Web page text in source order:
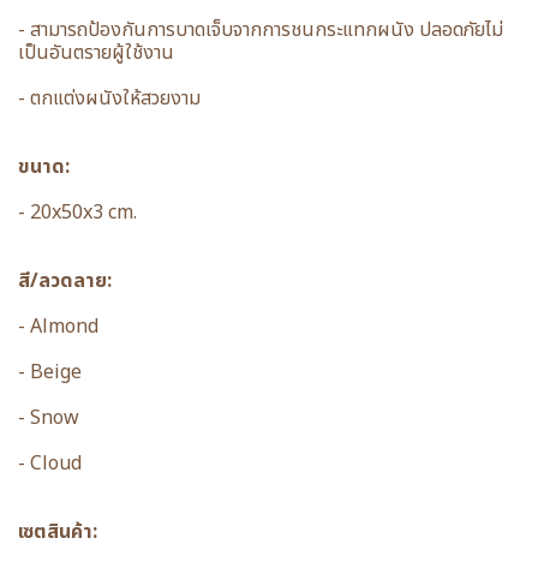
- สามารถป้องกันการบาดเจ็บจากการชนกระแทกผนัง ปลอดภัยไม่
เป็นอันตรายผู้ใช้งาน
- ตกแต่งผนังให้สวยงาม
ขนาด:
- 20x50x3 cm.
สี/ลวดลาย:
- Almond
- Beige
- Snow
- Cloud
เซตสินค้า: